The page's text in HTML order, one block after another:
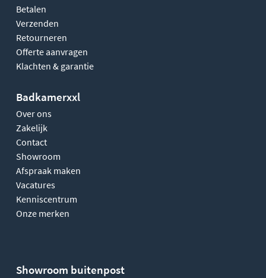
Betalen
Verzenden
Retourneren
Offerte aanvragen
Klachten & garantie
Badkamerxxl
Over ons
Zakelijk
Contact
Showroom
Afspraak maken
Vacatures
Kenniscentrum
Onze merken
Showroom buitenpost